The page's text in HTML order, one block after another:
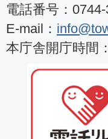
電話番号：
E-mail：
本庁舎開庁時間